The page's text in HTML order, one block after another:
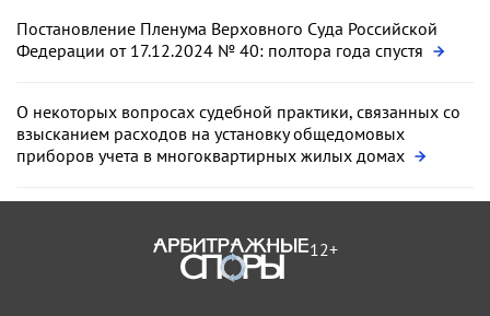
Постановление Пленума Верховного Суда Российской
Федерации от 17.12.2024 № 40: полтора года спустя
О некоторых вопросах судебной практики, связанных со
взысканием расходов на установку общедомовых
приборов учета в многоквартирных жилых домах
12+